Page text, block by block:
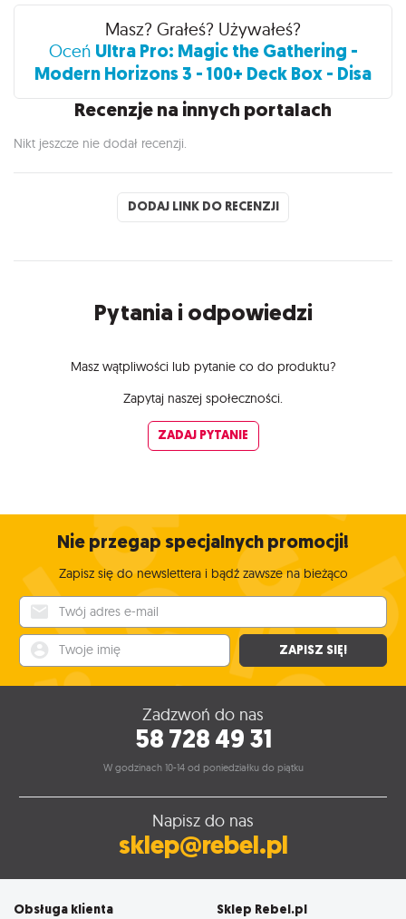
Recenzje
Masz? Grałeś? Używałeś?
Oceń Ultra Pro: Magic the Gathering -
Modern Horizons 3 - 100+ Deck Box - Disa
Recenzje na innych portalach
Nikt jeszcze nie dodał recenzji.
DODAJ LINK DO RECENZJI
Pytania i odpowiedzi
Masz wątpliwości lub pytanie co do produktu?
Zapytaj naszej społeczności.
ZADAJ PYTANIE
Nie przegap specjalnych promocji!
Zapisz się do newslettera i bądź zawsze na bieżąco
ZAPISZ SIĘ!
Zadzwoń do nas
58 728 49 31
W godzinach 10-14 od poniedziałku do piątku
Napisz do nas
sklep@rebel.pl
Obsługa klienta Sklep Rebel.pl